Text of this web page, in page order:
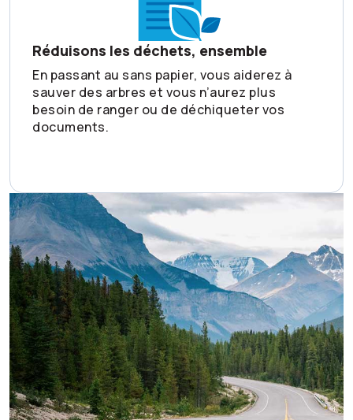
Réduisons les déchets, ensemble
En passant au sans papier, vous aiderez à
sauver des arbres et vous n’aurez plus
besoin de ranger ou de déchiqueter vos
documents.